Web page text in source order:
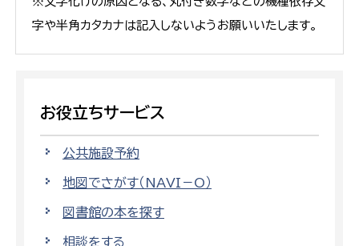
字や半角カタカナは記入しないようお願いいたします。
お役立ちサービス
公共施設予約
地図でさがす（NAVI－O）
図書館の本を探す
相談をする